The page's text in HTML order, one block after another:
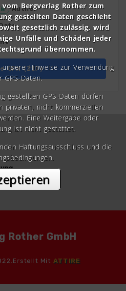
Author
GPX (ZIP)
Rother GmbH
Mit ATTIRE
Bergverlag Rother zum
gestellten Daten geschieht
gesetzlich zulässig, wird
Unfälle und Schäden jeder
übernommen.
Hinweise zur Verwendung
GPS-Daten.
gestellten GPS-Daten dürfen
privaten, nicht kommerziellen
Eine Weitergabe oder
ist nicht gestattet.
Haftungsausschluss und die